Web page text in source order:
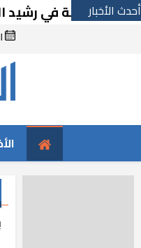
أحدث الأخبارفي رشيد الجديدة